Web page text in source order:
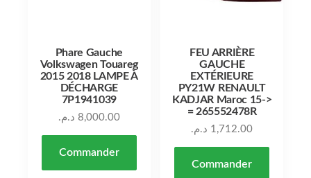
Phare Gauche
Volkswagen Touareg
2015 2018 LAMPE À
DÉCHARGE
7P1941039
8,000.00 د.م.
Commander
FEU ARRIÈRE
GAUCHE
EXTÉRIEURE
PY21W RENAULT
KADJAR Maroc 15->
= 265552478R
1,712.00 د.م.
Commander